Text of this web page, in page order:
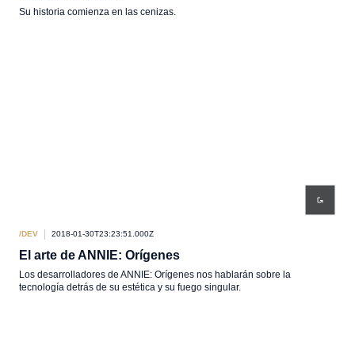
Su historia comienza en las cenizas.
/DEV 2018-01-30T23:23:51.000Z
El arte de ANNIE: Orígenes
Los desarrolladores de ANNIE: Orígenes nos hablarán sobre la
tecnología detrás de su estética y su fuego singular.